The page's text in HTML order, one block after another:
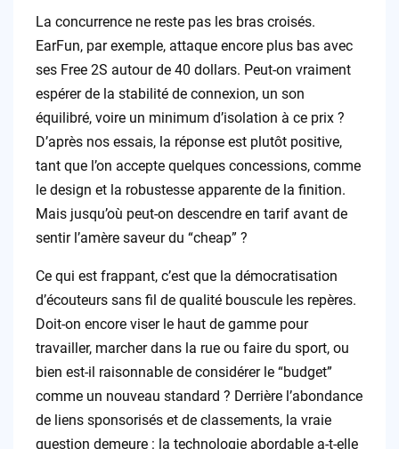
La concurrence ne reste pas les bras croisés.
EarFun, par exemple, attaque encore plus bas avec
ses Free 2S autour de 40 dollars. Peut-on vraiment
espérer de la stabilité de connexion, un son
équilibré, voire un minimum d’isolation à ce prix ?
D’après nos essais, la réponse est plutôt positive,
tant que l’on accepte quelques concessions, comme
le design et la robustesse apparente de la finition.
Mais jusqu’où peut-on descendre en tarif avant de
sentir l’amère saveur du “cheap” ?
Ce qui est frappant, c’est que la démocratisation
d’écouteurs sans fil de qualité bouscule les repères.
Doit-on encore viser le haut de gamme pour
travailler, marcher dans la rue ou faire du sport, ou
bien est-il raisonnable de considérer le “budget”
comme un nouveau standard ? Derrière l’abondance
de liens sponsorisés et de classements, la vraie
question demeure : la technologie abordable a-t-elle